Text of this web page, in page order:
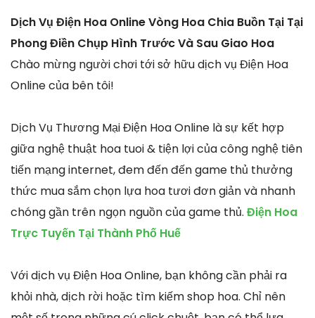
Dịch Vụ Điện Hoa Online Vòng Hoa Chia Buồn Tại Tại
Phong Điền Chụp Hình Trước Và Sau Giao Hoa
Chào mừng người chơi tới sở hữu dịch vụ Điện Hoa
Online của bên tôi!
Dịch Vụ Thương Mại Điện Hoa Online là sự kết hợp
giữa nghệ thuật hoa tuoi & tiện lợi của công nghệ tiên
tiến mạng internet, đem đến đến game thủ thưởng
thức mua sắm chọn lựa hoa tươi đơn giản và nhanh
chóng gần trên ngọn nguồn của game thủ. Điện Hoa
Trực Tuyến Tại Thành Phố Huế
Với dịch vụ Điện Hoa Online, bạn không cần phải ra
khỏi nhà, dịch rời hoặc tìm kiếm shop hoa. Chỉ nên